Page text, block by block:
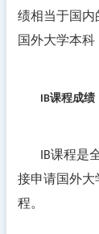
绩相当于国内
国外大学本科
IB课程成绩
IB课程是
接申请国外大
程。